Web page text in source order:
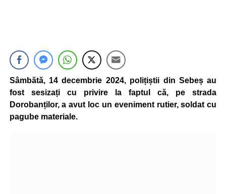
Sâmbătă, 14 decembrie 2024, polițiștii din Sebeș au
fost sesizați cu privire la faptul că, pe strada
Dorobanților, a avut loc un eveniment rutier, soldat cu
pagube materiale.